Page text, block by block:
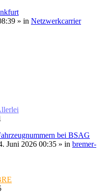
» in Netzwerkcarrier
bei BSAG
Juni 2026 00:35 » in bremer-